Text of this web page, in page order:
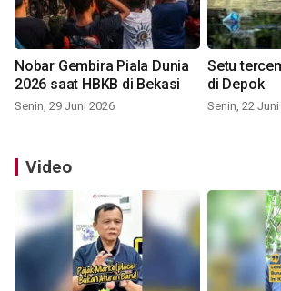
Nobar Gembira Piala Dunia
2026 saat HBKB di Bekasi
Senin, 29 Juni 2026
Setu
di Depok
Senin, 22
Video